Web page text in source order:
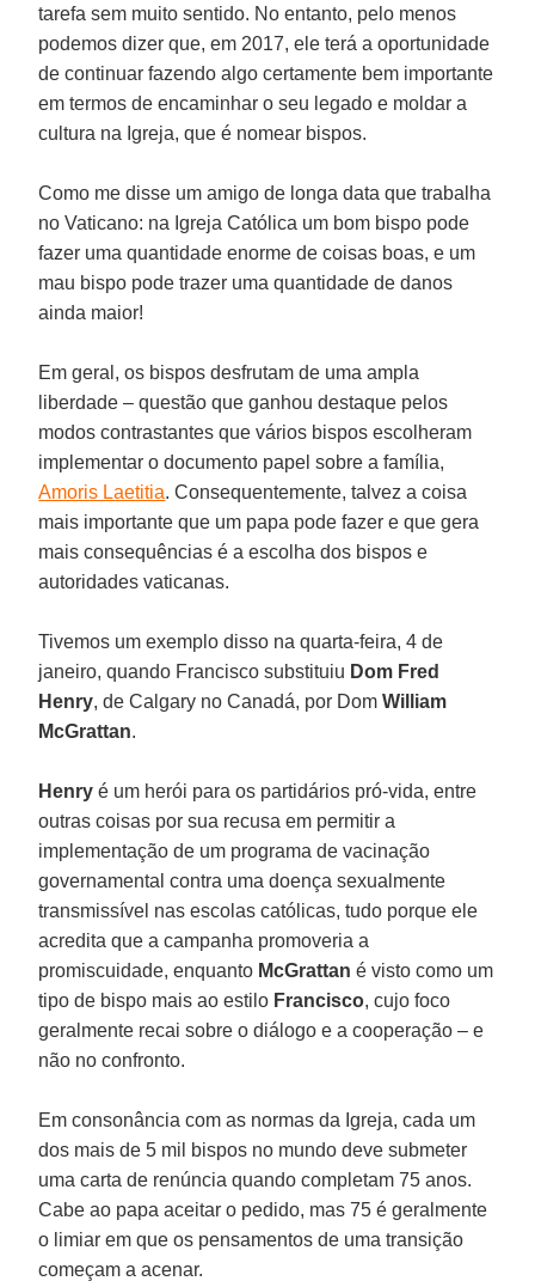
tarefa sem muito sentido. No entanto, pelo menos
podemos dizer que, em 2017, ele terá a oportunidade
de continuar fazendo algo certamente bem importante
em termos de encaminhar o seu legado e moldar a
cultura na Igreja, que é nomear bispos.
Como me disse um amigo de longa data que trabalha
no Vaticano: na Igreja Católica um bom bispo pode
fazer uma quantidade enorme de coisas boas, e um
mau bispo pode trazer uma quantidade de danos
ainda maior!
Em geral, os bispos desfrutam de uma ampla
liberdade – questão que ganhou destaque pelos
modos contrastantes que vários bispos escolheram
implementar o documento papel sobre a família,
Amoris Laetitia. Consequentemente, talvez a coisa
mais importante que um papa pode fazer e que gera
mais consequências é a escolha dos bispos e
autoridades vaticanas.
Tivemos um exemplo disso na quarta-feira, 4 de
janeiro, quando Francisco substituiu Dom Fred
Henry, de Calgary no Canadá, por DomWilliam
McGrattan.
Henry é um herói para os partidários pró-vida, entre
outras coisas por sua recusa em permitir a
implementação de um programa de vacinação
governamental contra uma doença sexualmente
transmissível nas escolas católicas, tudo porque ele
acredita que a campanha promoveria a
promiscuidade, enquanto McGrattan é visto como um
tipo de bispo mais ao estilo Francisco, cujo foco
geralmente recai sobre o diálogo e a cooperação – e
não no confronto.
Em consonância com as normas da Igreja, cada um
dos mais de 5 mil bispos no mundo deve submeter
uma carta de renúncia quando completam 75 anos.
Cabe ao papa aceitar o pedido, mas 75 é geralmente
o limiar em que os pensamentos de uma transição
começam a acenar.